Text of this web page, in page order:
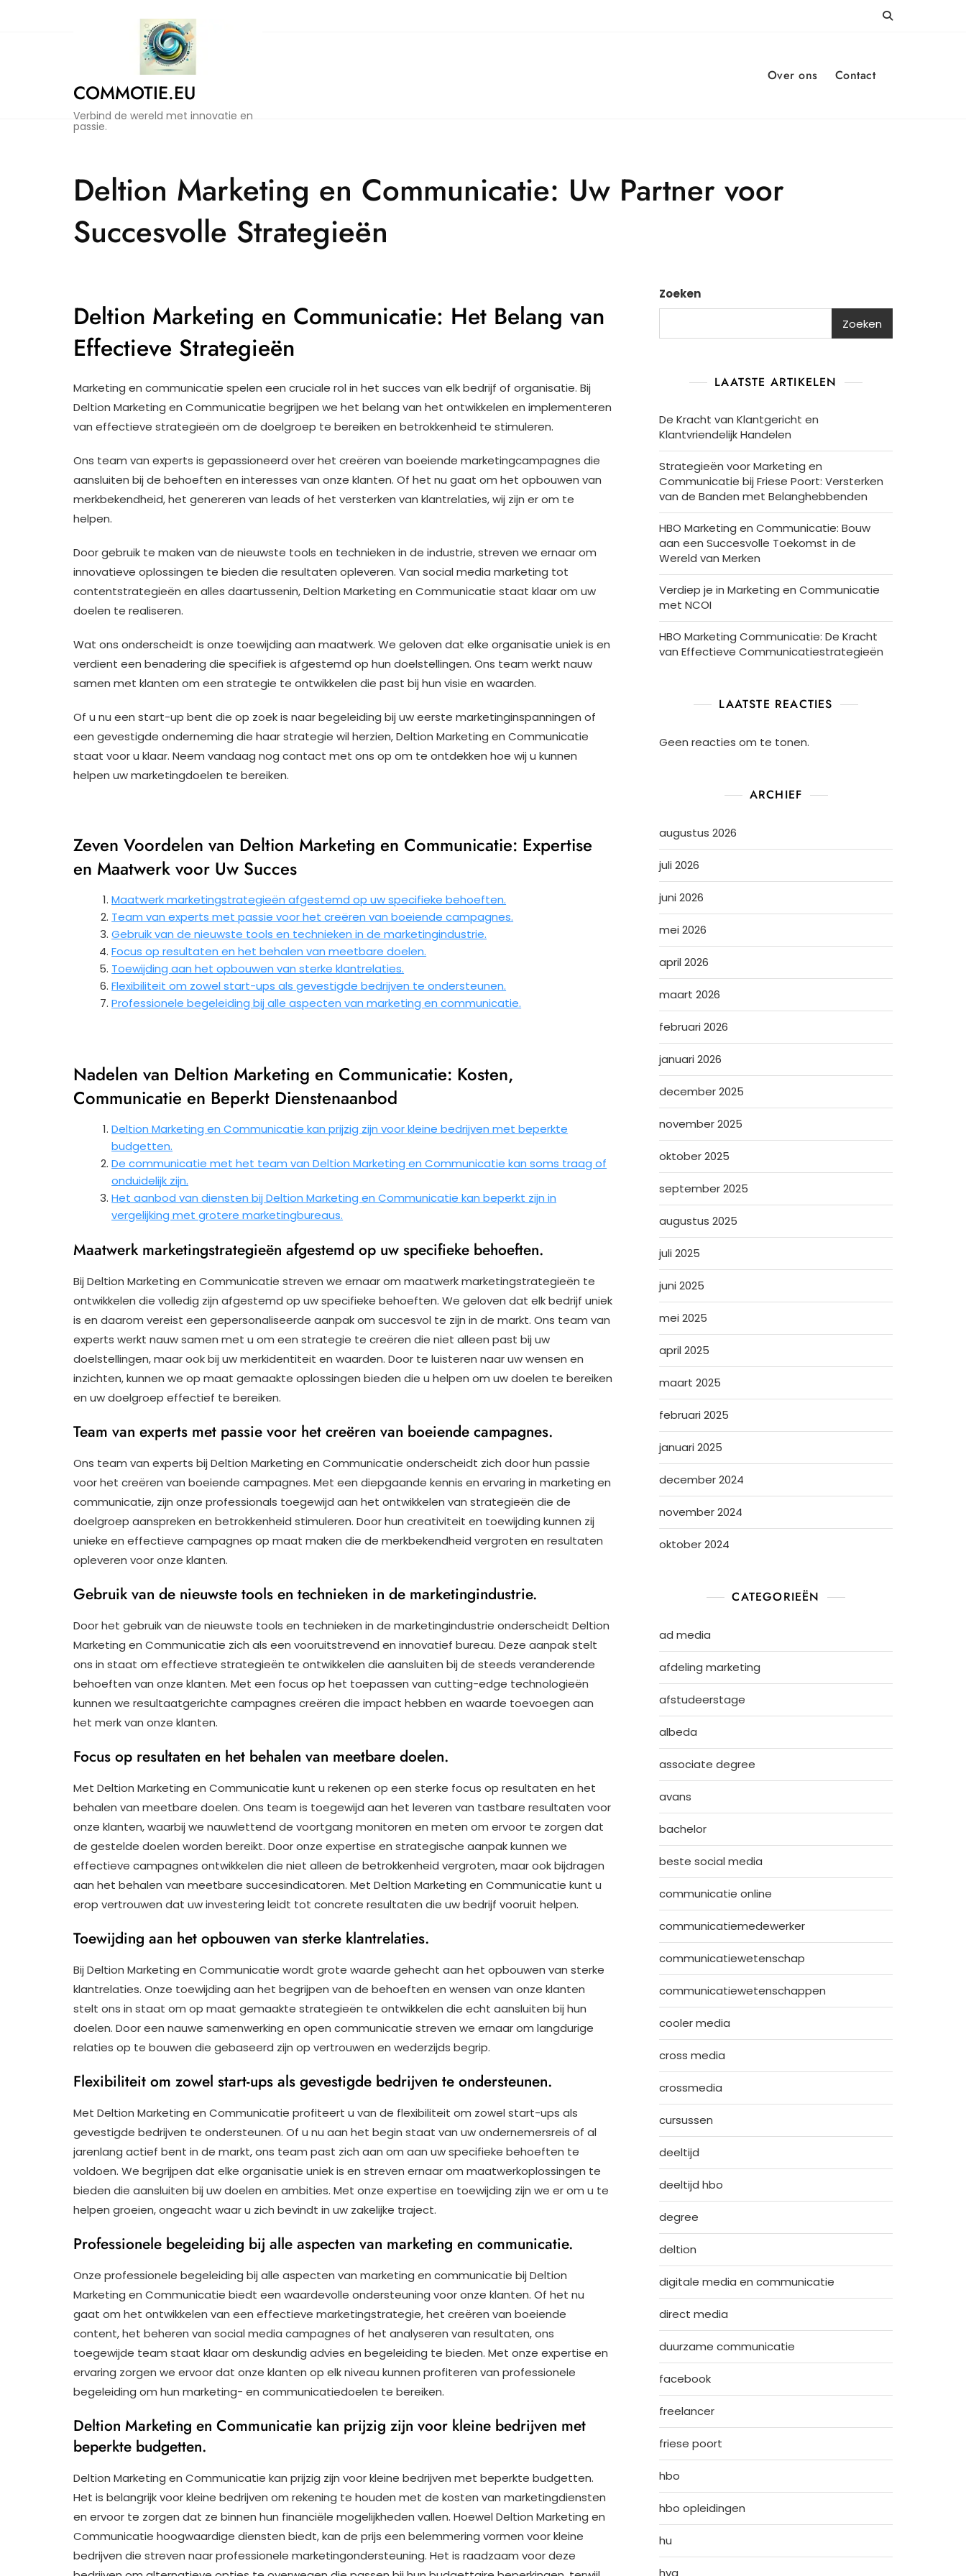
COMMOTIE.EU
Verbind de wereld met innovatie en
passie.
Over ons Contact
Deltion Marketing en Communicatie: Uw Partner voor
Succesvolle Strategieën
Deltion Marketing en Communicatie: Het Belang van
Effectieve Strategieën
Marketing en communicatie spelen een cruciale rol in het succes van elk bedrijf of organisatie. Bij
Deltion Marketing en Communicatie begrijpen we het belang van het ontwikkelen en implementeren
van effectieve strategieën om de doelgroep te bereiken en betrokkenheid te stimuleren.
Ons team van experts is gepassioneerd over het creëren van boeiende marketingcampagnes die
aansluiten bij de behoeften en interesses van onze klanten. Of het nu gaat om het opbouwen van
merkbekendheid, het genereren van leads of het versterken van klantrelaties, wij zijn er om te
helpen.
Door gebruik te maken van de nieuwste tools en technieken in de industrie, streven we ernaar om
innovatieve oplossingen te bieden die resultaten opleveren. Van social media marketing tot
contentstrategieën en alles daartussenin, Deltion Marketing en Communicatie staat klaar om uw
doelen te realiseren.
Wat ons onderscheidt is onze toewijding aan maatwerk. We geloven dat elke organisatie uniek is en
verdient een benadering die specifiek is afgestemd op hun doelstellingen. Ons team werkt nauw
samen met klanten om een strategie te ontwikkelen die past bij hun visie en waarden.
Of u nu een start-up bent die op zoek is naar begeleiding bij uw eerste marketinginspanningen of
een gevestigde onderneming die haar strategie wil herzien, Deltion Marketing en Communicatie
staat voor u klaar. Neem vandaag nog contact met ons op om te ontdekken hoe wij u kunnen
helpen uw marketingdoelen te bereiken.
Zeven Voordelen van Deltion Marketing en Communicatie: Expertise
en Maatwerk voor Uw Succes
Maatwerk marketingstrategieën afgestemd op uw specifieke behoeften.
Team van experts met passie voor het creëren van boeiende campagnes.
Gebruik van de nieuwste tools en technieken in de marketingindustrie.
Focus op resultaten en het behalen van meetbare doelen.
Toewijding aan het opbouwen van sterke klantrelaties.
Flexibiliteit om zowel start-ups als gevestigde bedrijven te ondersteunen.
Professionele begeleiding bij alle aspecten van marketing en communicatie.
Nadelen van Deltion Marketing en Communicatie: Kosten,
Communicatie en Beperkt Dienstenaanbod
Deltion Marketing en Communicatie kan prijzig zijn voor kleine bedrijven met beperkte
budgetten.
De communicatie met het team van Deltion Marketing en Communicatie kan soms traag of
onduidelijk zijn.
Het aanbod van diensten bij Deltion Marketing en Communicatie kan beperkt zijn in
vergelijking met grotere marketingbureaus.
Maatwerk marketingstrategieën afgestemd op uw specifieke behoeften.
Bij Deltion Marketing en Communicatie streven we ernaar om maatwerk marketingstrategieën te
ontwikkelen die volledig zijn afgestemd op uw specifieke behoeften. We geloven dat elk bedrijf uniek
is en daarom vereist een gepersonaliseerde aanpak om succesvol te zijn in de markt. Ons team van
experts werkt nauw samen met u om een strategie te creëren die niet alleen past bij uw
doelstellingen, maar ook bij uw merkidentiteit en waarden. Door te luisteren naar uw wensen en
inzichten, kunnen we op maat gemaakte oplossingen bieden die u helpen om uw doelen te bereiken
en uw doelgroep effectief te bereiken.
Team van experts met passie voor het creëren van boeiende campagnes.
Ons team van experts bij Deltion Marketing en Communicatie onderscheidt zich door hun passie
voor het creëren van boeiende campagnes. Met een diepgaande kennis en ervaring in marketing en
communicatie, zijn onze professionals toegewijd aan het ontwikkelen van strategieën die de
doelgroep aanspreken en betrokkenheid stimuleren. Door hun creativiteit en toewijding kunnen zij
unieke en effectieve campagnes op maat maken die de merkbekendheid vergroten en resultaten
opleveren voor onze klanten.
Gebruik van de nieuwste tools en technieken in de marketingindustrie.
Door het gebruik van de nieuwste tools en technieken in de marketingindustrie onderscheidt Deltion
Marketing en Communicatie zich als een vooruitstrevend en innovatief bureau. Deze aanpak stelt
ons in staat om effectieve strategieën te ontwikkelen die aansluiten bij de steeds veranderende
behoeften van onze klanten. Met een focus op het toepassen van cutting-edge technologieën
kunnen we resultaatgerichte campagnes creëren die impact hebben en waarde toevoegen aan
het merk van onze klanten.
Focus op resultaten en het behalen van meetbare doelen.
Met Deltion Marketing en Communicatie kunt u rekenen op een sterke focus op resultaten en het
behalen van meetbare doelen. Ons team is toegewijd aan het leveren van tastbare resultaten voor
onze klanten, waarbij we nauwlettend de voortgang monitoren en meten om ervoor te zorgen dat
de gestelde doelen worden bereikt. Door onze expertise en strategische aanpak kunnen we
effectieve campagnes ontwikkelen die niet alleen de betrokkenheid vergroten, maar ook bijdragen
aan het behalen van meetbare succesindicatoren. Met Deltion Marketing en Communicatie kunt u
erop vertrouwen dat uw investering leidt tot concrete resultaten die uw bedrijf vooruit helpen.
Toewijding aan het opbouwen van sterke klantrelaties.
Bij Deltion Marketing en Communicatie wordt grote waarde gehecht aan het opbouwen van sterke
klantrelaties. Onze toewijding aan het begrijpen van de behoeften en wensen van onze klanten
stelt ons in staat om op maat gemaakte strategieën te ontwikkelen die echt aansluiten bij hun
doelen. Door een nauwe samenwerking en open communicatie streven we ernaar om langdurige
relaties op te bouwen die gebaseerd zijn op vertrouwen en wederzijds begrip.
Flexibiliteit om zowel start-ups als gevestigde bedrijven te ondersteunen.
Met Deltion Marketing en Communicatie profiteert u van de flexibiliteit om zowel start-ups als
gevestigde bedrijven te ondersteunen. Of u nu aan het begin staat van uw ondernemersreis of al
jarenlang actief bent in de markt, ons team past zich aan om aan uw specifieke behoeften te
voldoen. We begrijpen dat elke organisatie uniek is en streven ernaar om maatwerkoplossingen te
bieden die aansluiten bij uw doelen en ambities. Met onze expertise en toewijding zijn we er om u te
helpen groeien, ongeacht waar u zich bevindt in uw zakelijke traject.
Professionele begeleiding bij alle aspecten van marketing en communicatie.
Onze professionele begeleiding bij alle aspecten van marketing en communicatie bij Deltion
Marketing en Communicatie biedt een waardevolle ondersteuning voor onze klanten. Of het nu
gaat om het ontwikkelen van een effectieve marketingstrategie, het creëren van boeiende
content, het beheren van social media campagnes of het analyseren van resultaten, ons
toegewijde team staat klaar om deskundig advies en begeleiding te bieden. Met onze expertise en
ervaring zorgen we ervoor dat onze klanten op elk niveau kunnen profiteren van professionele
begeleiding om hun marketing- en communicatiedoelen te bereiken.
Deltion Marketing en Communicatie kan prijzig zijn voor kleine bedrijven met
beperkte budgetten.
Deltion Marketing en Communicatie kan prijzig zijn voor kleine bedrijven met beperkte budgetten.
Het is belangrijk voor kleine bedrijven om rekening te houden met de kosten van marketingdiensten
en ervoor te zorgen dat ze binnen hun financiële mogelijkheden vallen. Hoewel Deltion Marketing en
Communicatie hoogwaardige diensten biedt, kan de prijs een belemmering vormen voor kleine
bedrijven die streven naar professionele marketingondersteuning. Het is raadzaam voor deze
Zoeken
Zoeken
LAATSTE ARTIKELEN
De Kracht van Klantgericht en
Klantvriendelijk Handelen
Strategieën voor Marketing en
Communicatie bij Friese Poort: Versterken
van de Banden met Belanghebbenden
HBO Marketing en Communicatie: Bouw
aan een Succesvolle Toekomst in de
Wereld van Merken
Verdiep je in Marketing en Communicatie
met NCOI
HBO Marketing Communicatie: De Kracht
van Effectieve Communicatiestrategieën
LAATSTE REACTIES
Geen reacties om te tonen.
ARCHIEF
augustus 2026
juli 2026
juni 2026
mei 2026
april 2026
maart 2026
februari 2026
januari 2026
december 2025
november 2025
oktober 2025
september 2025
augustus 2025
juli 2025
juni 2025
mei 2025
april 2025
maart 2025
februari 2025
januari 2025
december 2024
november 2024
oktober 2024
CATEGORIEËN
ad media
afdeling marketing
afstudeerstage
albeda
associate degree
avans
bachelor
beste social media
communicatie online
communicatiemedewerker
communicatiewetenschap
communicatiewetenschappen
cooler media
cross media
crossmedia
cursussen
deeltijd
deeltijd hbo
degree
deltion
digitale media en communicatie
direct media
duurzame communicatie
facebook
freelancer
friese poort
hbo
hbo opleidingen
hu
hva